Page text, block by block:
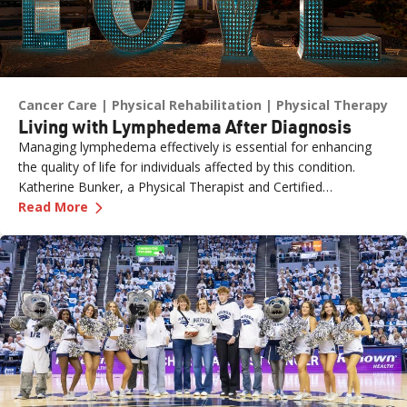
Cancer Care Physical Rehabilitation Physical Therapy
Living with Lymphedema After Diagnosis
Managing lymphedema effectively is essential for enhancing
the quality of life for individuals affected by this condition.
Katherine Bunker, a Physical Therapist and Certified
Lymphedema Therapist (PT, DPT, CLT) at Renown, has
for managing lymphedema.
Read More —